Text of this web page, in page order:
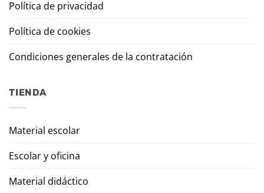
Política de privacidad
Política de cookies
Condiciones generales de la contratación
TIENDA
Material escolar
Escolar y oficina
Material didáctico